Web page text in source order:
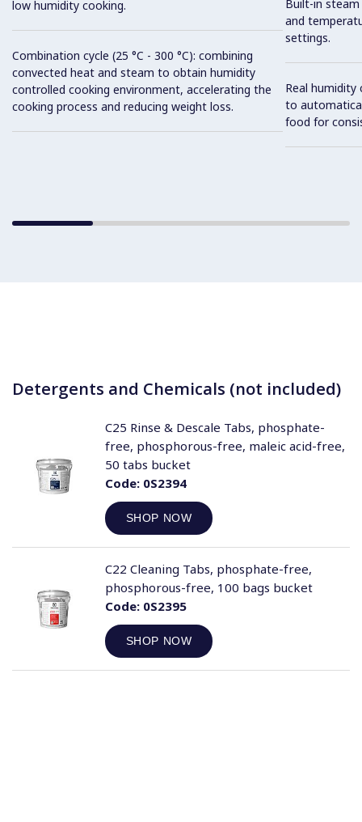
low humidity cooking.
Combination cycle (25 °C - 300 °C): combining
convected heat and steam to obtain humidity
controlled cooking environment, accelerating the
cooking process and reducing weight loss.
Built-in
and
settings.
Real humidity
to
food for
Detergents and Chemicals (not included)
Code:0S2394
SHOP NOW
C25 Rinse & Descale Tabs, phosphate-
free, phosphorous-free, maleic acid-free,
50 tabs bucket
Code:0S2395
SHOP NOW
C22 Cleaning Tabs, phosphate-free,
phosphorous-free, 100 bags bucket